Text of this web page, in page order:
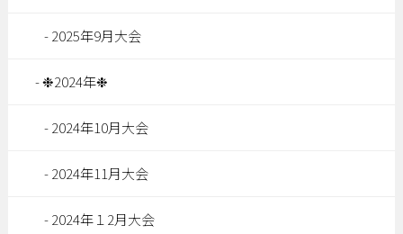
2025年9月大会
❉2024年❉
2024年10月大会
2024年11月大会
2024年１2月大会